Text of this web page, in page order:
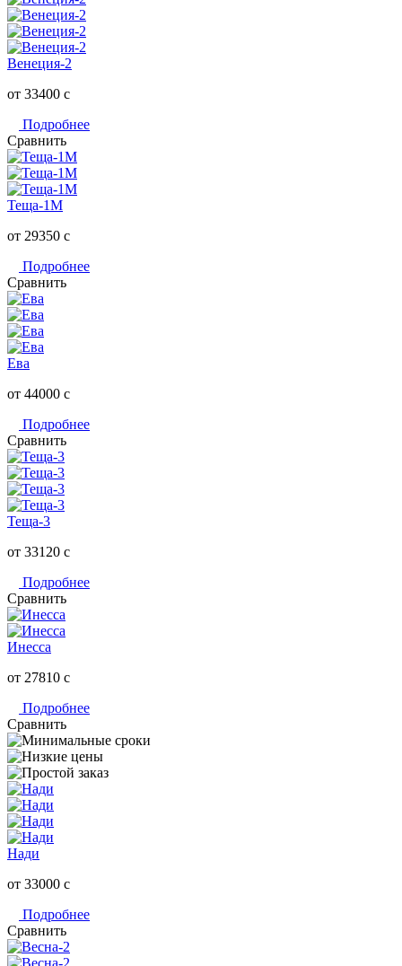
Венеция-2
от 33400 c
Подробнее
Сравнить
Теща-1М
от 29350 c
Подробнее
Сравнить
Ева
от 44000 c
Подробнее
Сравнить
Теща-3
от 33120 c
Подробнее
Сравнить
Инесса
от 27810 c
Подробнее
Сравнить
Нади
от 33000 c
Подробнее
Сравнить